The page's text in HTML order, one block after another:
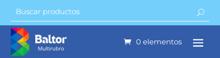
0 elementos